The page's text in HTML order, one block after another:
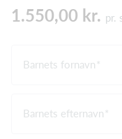
1.550,00 kr. pr.
Barnets fornavn
Barnets efternavn